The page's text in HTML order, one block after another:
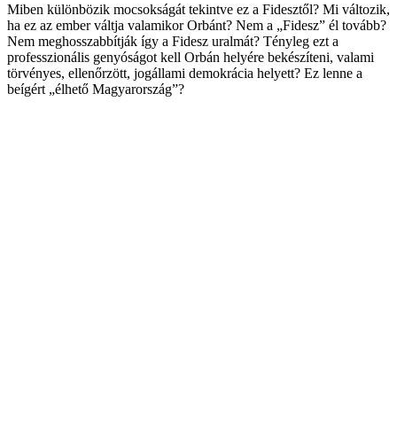
Miben különbözik mocsokságát tekintve ez a Fidesztől? Mi változik,
ha ez az ember váltja valamikor Orbánt? Nem a „Fidesz” él tovább?
Nem meghosszabbítják így a Fidesz uralmát? Tényleg ezt a
professzionális genyóságot kell Orbán helyére bekészíteni, valami
törvényes, ellenőrzött, jogállami demokrácia helyett? Ez lenne a
beígért „élhető Magyarország”?